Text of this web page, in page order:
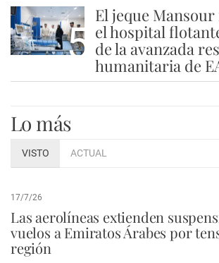
5
El jeque
el hospital
de la avanzada
humanitaria de
Lo más
VISTO ACTUAL
17/7/26
Las aerolíneas extienden
vuelos a Emiratos Árabes por
región